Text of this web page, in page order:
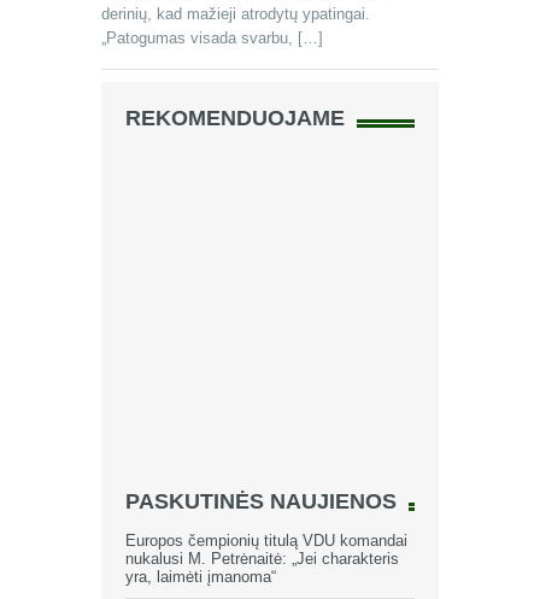
derinių, kad mažieji atrodytų ypatingai.
„Patogumas visada svarbu, […]
REKOMENDUOJAME
PASKUTINĖS NAUJIENOS
Europos čempionių titulą VDU komandai
nukalusi M. Petrėnaitė: „Jei charakteris
yra, laimėti įmanoma“